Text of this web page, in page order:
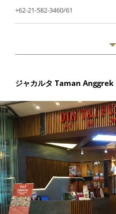
+62-21-582-3460/61
ジャカルタ Taman Anggrek